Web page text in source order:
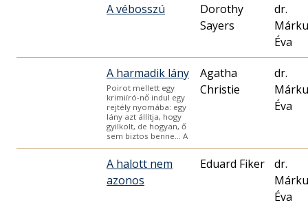
A vébosszú
Dorothy
Sayers
dr.
Éva
A harmadik lány
Poirot mellett egy
krimiíró-nő indul egy
rejtély nyomába: egy
lány azt állítja, hogy
gyilkolt, de hogyan, ő
sem biztos benne… A
Agatha
Christie
dr.
Éva
A halott nem
azonos
Eduard Fiker
dr.
Éva